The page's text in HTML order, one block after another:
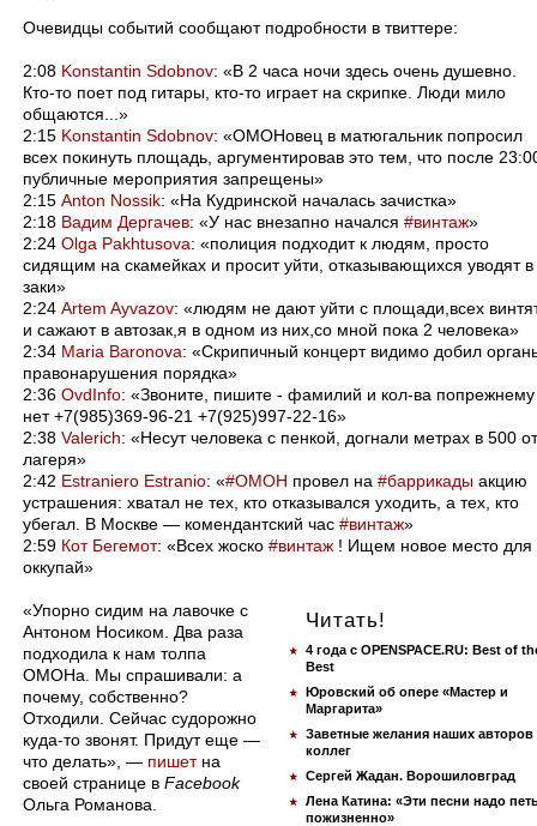
Очевидцы событий сообщают подробности в твиттере:
2:08 Konstantin Sdobnov: «В 2 часа ночи здесь очень душевно.
Кто-то поет под гитары, кто-то играет на скрипке. Люди мило
общаются...»
2:15 Konstantin Sdobnov: «ОМОНовец в матюгальник попросил
всех покинуть площадь, аргументировав это тем, что после
публичные мероприятия запрещены»
2:15 Anton Nossik: «На Кудринской началась зачистка»
2:18 Вадим Дергачев: «У нас внезапно начался #винтаж»
2:24 Olga Pakhtusova: «полиция подходит к людям, просто
сидящим на скамейках и просит уйти, отказывающихся уводят в
заки»
2:24 Artem Ayvazov: «людям не дают уйти с площади,всех
и сажают в автозак,я в одном из них,со мной пока 2 человека»
2:34 Maria Baronova: «Скрипичный концерт видимо добил
правонарушения порядка»
2:36 OvdInfo: «Звоните, пишите - фамилий и кол-ва попрежнему
нет +7(985)369-96-21 +7(925)997-22-16»
2:38 Valerich: «Несут человека с пенкой, догнали метрах в 500 от
лагеря»
2:42 Estraniero Estranio: «#ОМОН провел на #баррикады акцию
устрашения: хватал не тех, кто отказывался уходить, а тех, кто
убегал. В Москве — комендантский час #винтаж»
2:59 Кот Бегемот: «Всех жоско #винтаж ! Ищем новое место для
оккупай»
Читать!
4 года с OPENSPACE.RU: Best of
Best
Юровский об опере «Мастер и
Маргарита»
Заветные желания наших авторов
коллег
Сергей Жадан. Ворошиловград
Лена Катина: «Эти песни надо
пожизненно»
«Упорно сидим на лавочке с
Антоном Носиком. Два раза
подходила к нам толпа
ОМОНа. Мы спрашивали: а
почему, собственно?
Отходили. Сейчас судорожно
куда-то звонят. Придут еще —
что делать», — пишетна
своей странице в Facebook
Ольга Романова.